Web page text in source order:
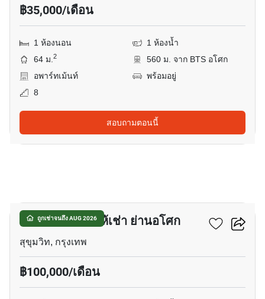
฿35,000/เดือน
1 ห้องนอน
1 ห้องน้ำ
64 ม.2
560 ม. จาก BTS อโศก
อพาร์ทเม้นท์
พร้อมอยู่
8
สอบถามตอนนี้
ถูกเช่าจนถึง AUG 2026
อาคารพาณิชย์ให้เช่า ย่านอโศก
สุขุมวิท, กรุงเทพ
฿100,000/เดือน